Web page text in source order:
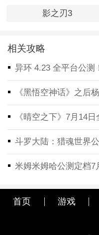
影之刃3
相关攻略
异环 4.23 全平台公
《黑悟空神话》之后
《晴空之下》7月14
斗罗大陆：猎魂世界
米姆米姆哈公测定档7
首页 游戏